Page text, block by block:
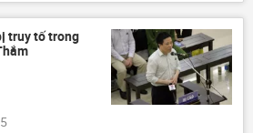
Từ Thành Nghĩa
truy tố trong